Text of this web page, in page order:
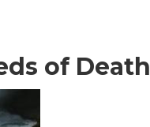
of Death